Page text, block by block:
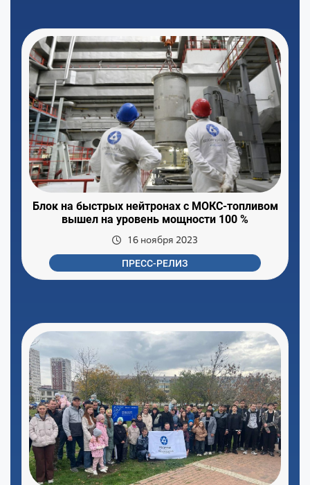
Блок на быстрых нейтронах с МОКС-топливом
вышел на уровень мощности 100 %
16 ноября 2023
ПРЕСС-РЕЛИЗ